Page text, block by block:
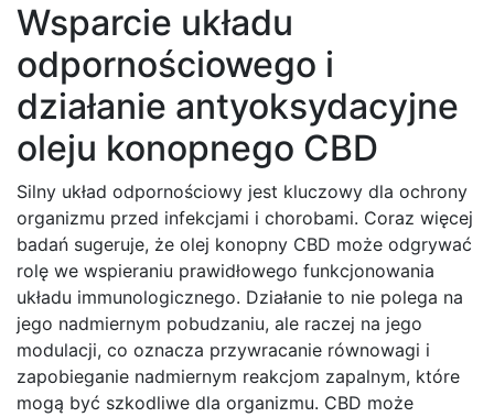
Wsparcie układu
odpornościowego i
działanie antyoksydacyjne
oleju konopnego CBD
Silny układ odpornościowy jest kluczowy dla ochrony
organizmu przed infekcjami i chorobami. Coraz więcej
badań sugeruje, że olej konopny CBD może odgrywać
rolę we wspieraniu prawidłowego funkcjonowania
układu immunologicznego. Działanie to nie polega na
jego nadmiernym pobudzaniu, ale raczej na jego
modulacji, co oznacza przywracanie równowagi i
zapobieganie nadmiernym reakcjom zapalnym, które
mogą być szkodliwe dla organizmu. CBD może